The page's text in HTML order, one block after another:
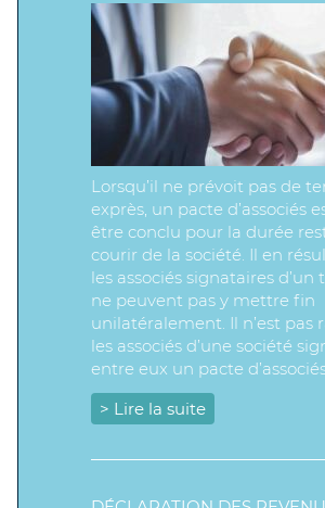
Lorsqu’il ne prévoit pas de
exprès, un pacte d’associés
être conclu pour la durée
courir de la société. Il en
les associés signataires d’un
ne peuvent pas y mettre fin
unilatéralement. Il n’est pas
les associés d’une société
entre eux un pacte
> Lire la suite